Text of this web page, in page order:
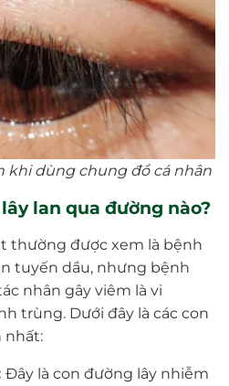
khi dùng chung đồ cá nhân
lan qua đường nào?
thường được xem là bệnh
tuyến dầu, nhưng bệnh
nhân gây viêm là vi
trùng. Dưới đây là các con
nhất:
Đây là con đường lây nhiễm